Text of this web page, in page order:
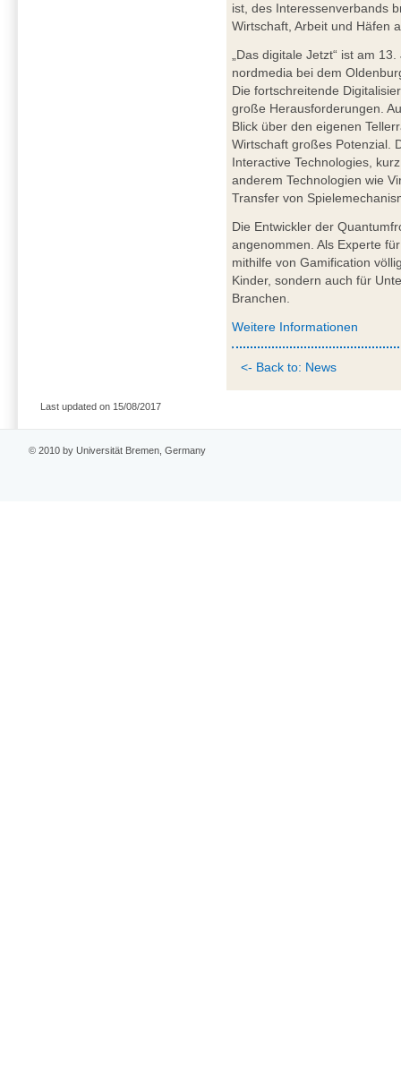
ist, des Interessenverbands
Wirtschaft, Arbeit und Häfen
„Das digitale Jetzt“ ist am
nordmedia bei dem
Die fortschreitende
große Herausforderungen.
Blick über den eigenen
Wirtschaft großes Potenzial.
Interactive Technologies,
anderem Technologien wie
Transfer von
Die Entwickler der
angenommen. Als Experte
mithilfe von Gamification
Kinder, sondern auch für
Branchen.
Weitere Informationen
<- Back to: News
Last updated on 15/08/2017
© 2010 by Universität Bremen, Germany